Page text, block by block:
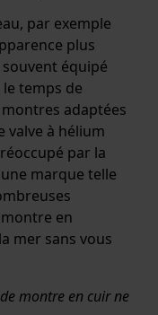
par exemple
plus
équipé
temps de
adaptées
valve à hélium
par la
marque telle
en
mer sans vous
montre en cuir ne